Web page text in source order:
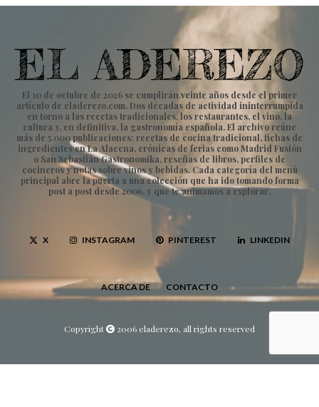
El 10 de octubre de 2026 se cumplirán veinte años desde el primer
artículo de eladerezo.com. Dos décadas de actividad ininterrumpida
en torno a las recetas tradicionales, los restaurantes, el vino, la
cultura y, en definitiva, la gastronomía española. El archivo reúne
más de 5.000 publicaciones: recetas de cocina tradicional, fichas de
ingredientes en La Alacena, crónicas de ferias como Madrid Fusión
o San Sebastián Gastronomika, reseñas de libros, perfiles de
cocineros y notas sobre vinos y bebidas. Cada categoría del menú
principal abre la puerta a una colección que ha ido tomando forma
post a post desde 2006, y que te animamos a explorar.
X INSTAGRAM PINTEREST LINKEDIN
ACERCA DE CONTACTO
Copyright 2006 eladerezo, all rights reserved